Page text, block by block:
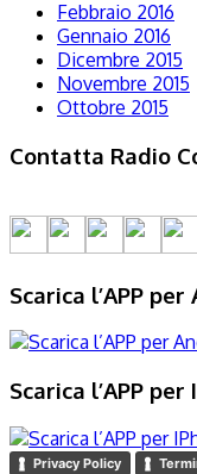
Febbraio 2016
Gennaio 2016
Dicembre 2015
Novembre 2015
Ottobre 2015
Contatta Radio
Scarica l’APP
Scarica l’APP per
Privacy Policy